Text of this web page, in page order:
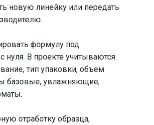
новую линейку или передать
формулу под
В проекте учитываются
тип упаковки, объем
базовые, увлажняющие,
отработку образца,